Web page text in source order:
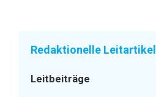
Redaktionelle Leitartikel
Leitbeiträge